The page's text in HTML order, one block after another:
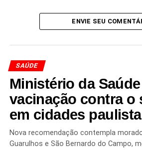
principalmente pelo contato com
roedores infectados. Os sintomas
severos.
Especialistas destacam que, embora
causado preocupação,não existe
pandemia ou disseminação
momento. Ainda assim, o caso é
por autoridades internacionais
ao elevado fluxo de passageiros
ENVIE SEU
SAÚDE
Ministério da
vacinação contra o
em cidades
Nova recomendação contempla
Guarulhos e São Bernardo do Campo,